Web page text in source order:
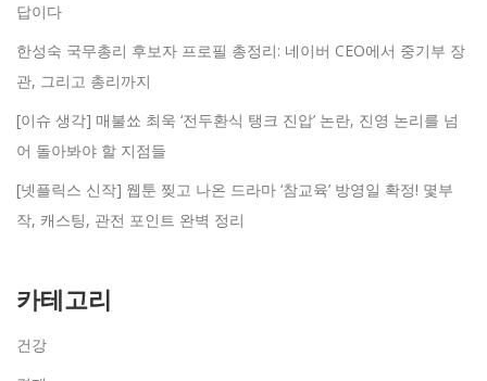
답이다
한성숙 국무총리 후보자 프로필 총정리: 네이버 CEO에서 중기부 장
관, 그리고 총리까지
[이슈 생각] 매불쑈 최욱 ‘전두환식 탱크 진압’ 논란, 진영 논리를 넘
어 돌아봐야 할 지점들
[넷플릭스 신작] 웹툰 찢고 나온 드라마 ‘참교육’ 방영일 확정! 몇부
작, 캐스팅, 관전 포인트 완벽 정리
카테고리
건강